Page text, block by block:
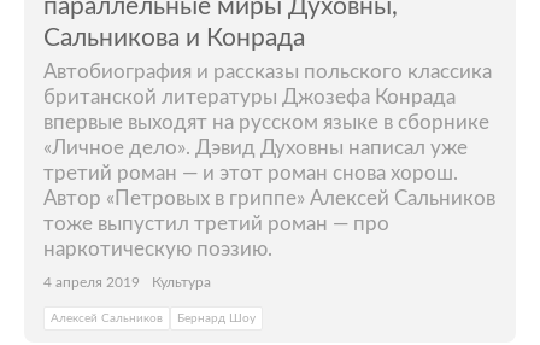
параллельные миры Духовны,
Сальникова и Конрада
Автобиография и рассказы польского классика
британской литературы Джозефа Конрада
впервые выходят на русском языке в сборнике
«Личное дело». Дэвид Духовны написал уже
третий роман — и этот роман снова хорош.
Автор «Петровых в гриппе» Алексей Сальников
тоже выпустил третий роман — про
наркотическую поэзию.
4 апреля 2019 Культура
Алексей Сальников Бернард Шоу